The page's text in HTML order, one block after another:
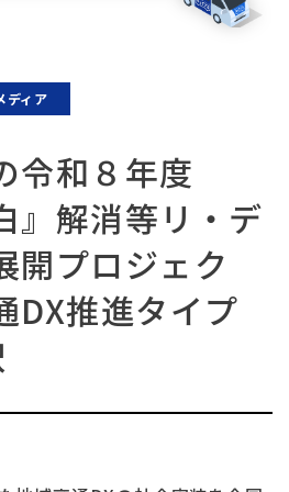
ディア
令和８年度
』解消等リ・デ
開プロジェク
DX推進タイプ